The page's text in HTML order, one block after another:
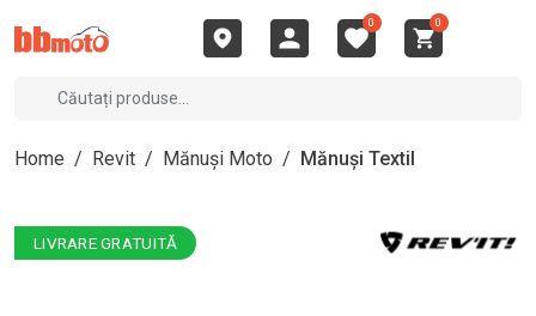
0 0
Home / Revit / Mănuși Moto / Mănuși Textil
LIVRARE GRATUITĂ